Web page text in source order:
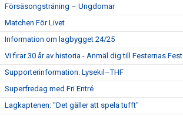
Försäsongsträning – Ungdomar
Matchen För Livet
Information om lagbygget 24/25
Vi firar 30 år av historia - Anmäl dig till Festernas Fest
Supporterinformation: Lysekil–THF
Superfredag med Fri Entré
Lagkaptenen: "Det gäller att spela tufft"